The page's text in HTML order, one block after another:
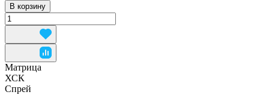
В корзину
Матрица
ХСК
Спрей